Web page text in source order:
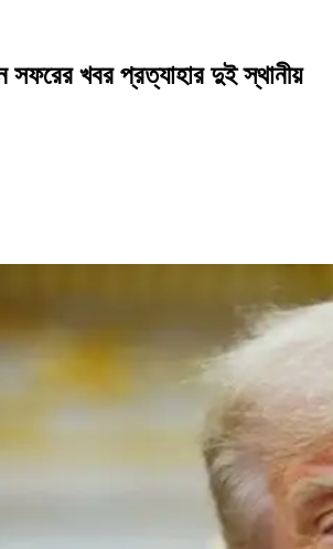
সফরের খবর প্রত্যাহার দুই স্থানীয়